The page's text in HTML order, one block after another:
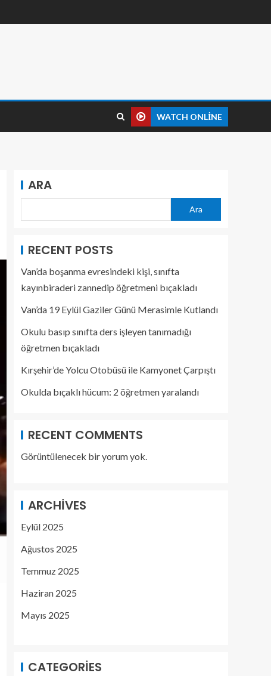
WATCH ONLINE
ARA
Ara
RECENT POSTS
Van’da boşanma evresindeki kişi, sınıfta
kayınbiraderi zannedip öğretmeni bıçakladı
Van’da 19 Eylül Gaziler Günü Merasimle Kutlandı
Okulu basıp sınıfta ders işleyen tanımadığı
öğretmen bıçakladı
Kırşehir’de Yolcu Otobüsü ile Kamyonet Çarpıştı
Okulda bıçaklı hücum: 2 öğretmen yaralandı
RECENT COMMENTS
Görüntülenecek bir yorum yok.
ARCHIVES
Eylül 2025
Ağustos 2025
Temmuz 2025
Haziran 2025
Mayıs 2025
CATEGORIES